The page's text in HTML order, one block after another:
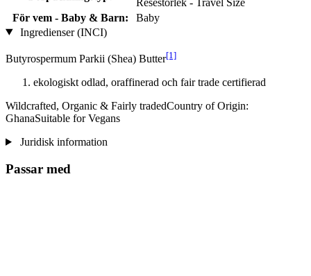
För vem - Baby & Barn:
Baby
Ingredienser (INCI)
Butyrospermum Parkii (Shea) Butter[1]
ekologiskt odlad, oraffinerad och fair trade certifierad
Wildcrafted, Organic & Fairly tradedCountry of Origin:
GhanaSuitable for Vegans
Juridisk information
Passar med